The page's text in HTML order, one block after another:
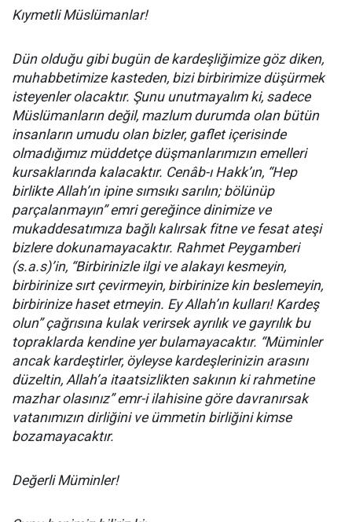
Kıymetli Müslümanlar!
Dün olduğu gibi bugün de kardeşliğimize göz diken,
muhabbetimize kasteden, bizi birbirimize düşürmek
isteyenler olacaktır. Şunu unutmayalım ki, sadece
Müslümanların değil, mazlum durumda olan bütün
insanların umudu olan bizler, gaflet içerisinde
olmadığımız müddetçe düşmanlarımızın emelleri
kursaklarında kalacaktır. Cenâb-ı Hakk’ın, “Hep
birlikte Allah’ın ipine sımsıkı sarılın; bölünüp
parçalanmayın” emri gereğince dinimize ve
mukaddesatımıza bağlı kalırsak fitne ve fesat ateşi
bizlere dokunamayacaktır. Rahmet Peygamberi
(s.a.s)’in, “Birbirinizle ilgi ve alakayı kesmeyin,
birbirinize sırt çevirmeyin, birbirinize kin beslemeyin,
birbirinize haset etmeyin. Ey Allah’ın kulları! Kardeş
olun” çağrısına kulak verirsek ayrılık ve gayrılık bu
topraklarda kendine yer bulamayacaktır. “Müminler
ancak kardeştirler, öyleyse kardeşlerinizin arasını
düzeltin, Allah’a itaatsizlikten sakının ki rahmetine
mazhar olasınız” emr-i ilahisine göre davranırsak
vatanımızın dirliğini ve ümmetin birliğini kimse
bozamayacaktır.
Değerli Müminler!